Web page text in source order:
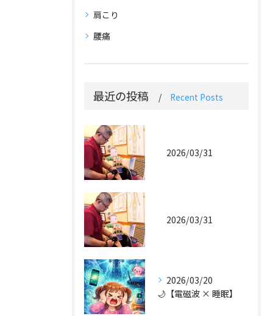
肩こり
腰痛
最近の投稿 Recent Posts
2026/03/31
2026/03/31
2026/03/20
🌙【電磁波 × 睡眠】